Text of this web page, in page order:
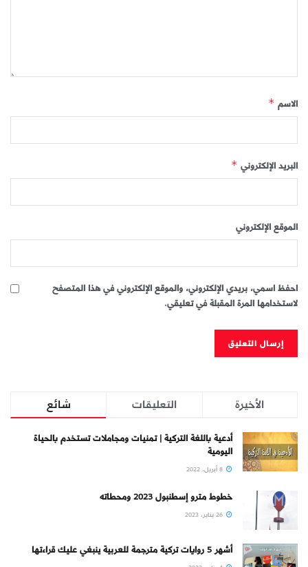
الاسم *
البريد الإلكتروني *
الموقع الإلكتروني
احفظ اسمي، بريدي الإلكتروني، والموقع الإلكتروني في هذا المتصفح
لاستخدامها المرة المقبلة في تعليقي.
شائع التعليقات الأخيرة
أدعية باللغة التركية | تمنيات ومجاملات تستخدم بالحياة
اليومية
خطوط مترو إسطنبول 2023 ومحطاته
أشهر 5 روايات تركية مترجمة للعربية ينبغي عليك قراءتها